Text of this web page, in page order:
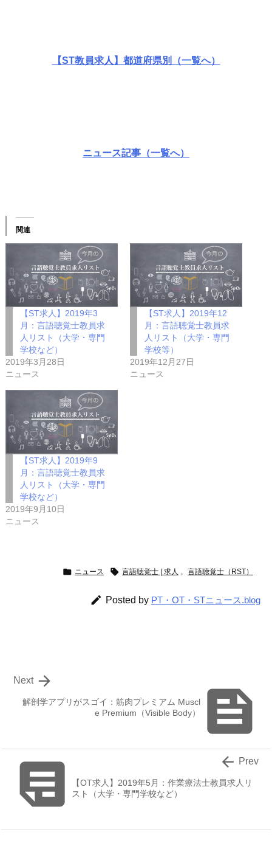
【ST教員求人】都道府県別（一覧へ）
ニュース記事（一覧へ）
関連
【ST求人】2019年3
月：言語聴覚士教員求
人リスト（大学・専門
学校など）
2019年3月28日
ニュース
【ST求人】2019年12
月：言語聴覚士教員求
人リスト（大学・専門
学校等）
2019年12月27日
ニュース
【ST求人】2019年9
月：言語聴覚士教員求
人リスト（大学・専門
学校など）
2019年9月10日
ニュース
 ニュース  言語聴覚士 | 求人 , 言語聴覚士（RST）
 Posted by PT・OT・STニュース.blog

解剖学アプリがスゴイ：筋肉プレミアム Muscl
e Premium（Visible Body）

Next
 【OT求人】2019年5月：作業療法士教員求人リ
スト（大学・専門学校など）
 Prev